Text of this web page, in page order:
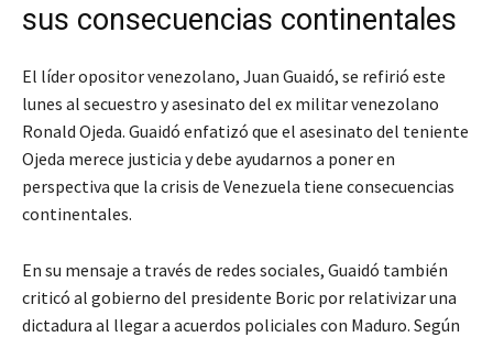
sus consecuencias continentales
El líder opositor venezolano, Juan Guaidó, se refirió este
lunes al secuestro y asesinato del ex militar venezolano
Ronald Ojeda. Guaidó enfatizó que el asesinato del teniente
Ojeda merece justicia y debe ayudarnos a poner en
perspectiva que la crisis de Venezuela tiene consecuencias
continentales.
En su mensaje a través de redes sociales, Guaidó también
criticó al gobierno del presidente Boric por relativizar una
dictadura al llegar a acuerdos policiales con Maduro. Según